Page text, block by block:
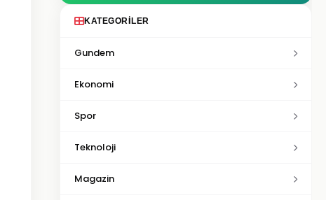
KATEGORILER
Gundem
Ekonomi
Spor
Teknoloji
Magazin